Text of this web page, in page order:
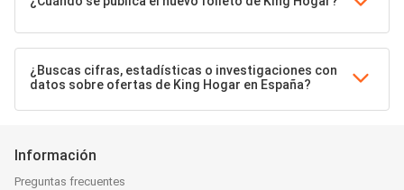
¿Buscas cifras, estadísticas o investigaciones con
datos sobre ofertas de King Hogar en España?
Información
Preguntas frecuentes